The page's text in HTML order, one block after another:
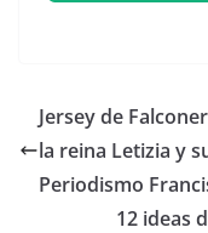
​Jersey de
la reina Letizia y
Periodismo
​12 ideas